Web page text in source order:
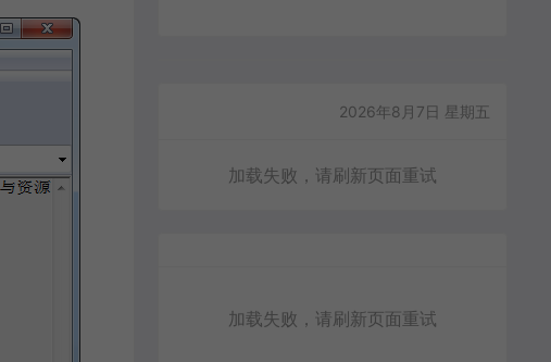
2026年8月7日 星期五
加载失败，请刷新页面重试
加载失败，请刷新页面重试